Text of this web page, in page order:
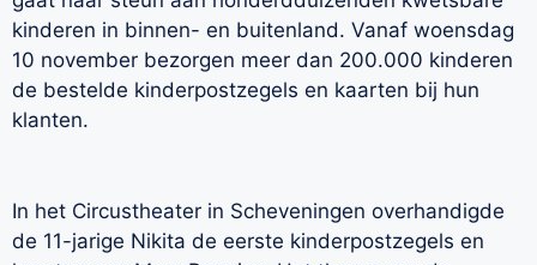
kinderen in binnen- en buitenland. Vanaf woensdag
10 november bezorgen meer dan 200.000 kinderen
de bestelde kinderpostzegels en kaarten bij hun
klanten.
In het Circustheater in Scheveningen overhandigde
de 11-jarige Nikita de eerste kinderpostzegels en